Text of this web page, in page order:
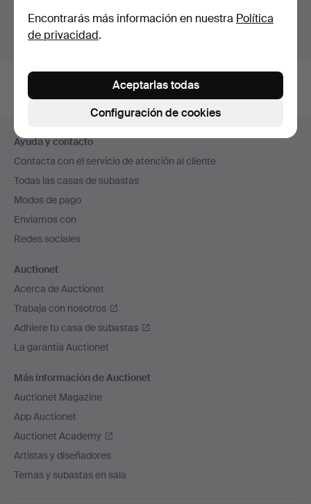
para todas nuestras piezas.
Mostrar lotes fuera de Suecia
Navegación
en
el
pie
de
página
Ayuda y contacto
Contacta con el servicio de atención al cliente
Todas las casas de subastas
Modos de pago
Enviamos con
Redes sociales
Auctionet
Acerca de Auctionet
Trabaja con nosotros
Adhiere tu casa de subastas
La garantía Auctionet
Más información de Auctionet
Auctionet Magazine
App Auctionet
Auctionet Academy
Artistas y diseñadores
Temas y subastas en sala
Encontrarás más información en nuestra Política
de privacidad.
Configuración de cookies
Aceptarlas todas